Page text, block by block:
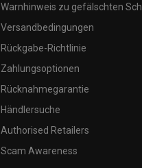
Warnhinweis zu gefälschten
Versandbedingungen
Rückgabe-Richtlinie
Zahlungsoptionen
Rücknahmegarantie
Händlersuche
Authorised Retailers
Scam Awareness